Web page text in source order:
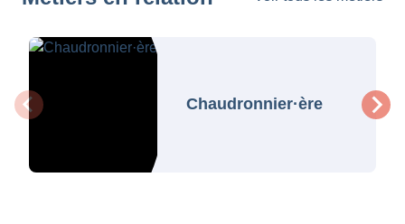
Chaudronnier·ère